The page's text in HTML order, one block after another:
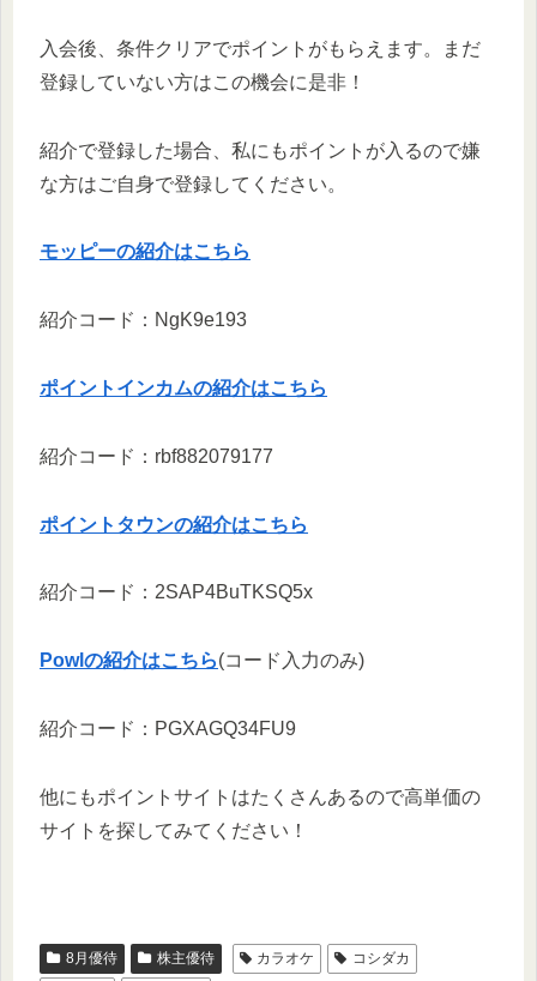
入会後、条件クリアでポイントがもらえます。まだ
登録していない方はこの機会に是非！
紹介で登録した場合、私にもポイントが入るので嫌
な方はご自身で登録してください。
モッピーの紹介はこちら
紹介コード：NgK9e193
ポイントインカムの紹介はこちら
紹介コード：rbf882079177
ポイントタウンの紹介はこちら
紹介コード：2SAP4BuTKSQ5x
Powlの紹介はこちら(コード入力のみ)
紹介コード：PGXAGQ34FU9
他にもポイントサイトはたくさんあるので高単価の
サイトを探してみてください！
8月優待 株主優待 カラオケ
コシダカ